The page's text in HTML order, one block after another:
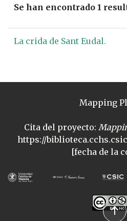
Se han encontrado 1
La crida de Sant Eudal.
Mapping
Cita del proyecto:
https://
[fecha de la